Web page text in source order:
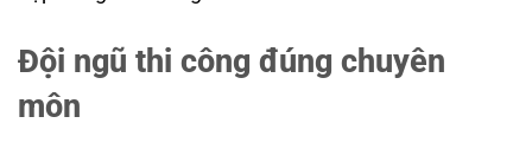
Đội ngũ thi công đúng chuyên
môn